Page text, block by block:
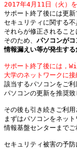
2017年4月11日（火）を
サポート終了後には更新
セキュリティに関する
それらが修正されること
そのため、 パソコンがコ
情報漏えい等が発生する
サポート終了後には，
大学のネットワークに接
該当するパソコンをご利
パソコンの更新を推奨致
その後も引き続きご利用
まずはパソコンをネット
情報基盤センターまでご
セキュリティ被害の予防